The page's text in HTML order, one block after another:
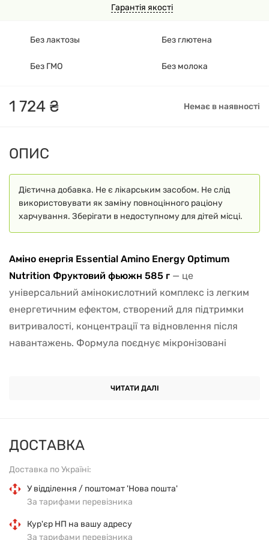
Гарантія якості
1 724 ₴ Немає в наявності
Без лактозы Без глютена
Без ГМО Без молока
ДОСТАВКА
Доставка по Україні:
У відділення / поштомат 'Нова пошта'
За тарифами перевізника
Кур'єр НП на вашу адресу
За тарифами перевізника
ОПИС
Дієтична добавка. Не є лікарським засобом. Не слід
використовувати як заміну повноцінного раціону
харчування. Зберігати в недоступному для дітей місці.
Аміно енергія Essential Amino Energy Optimum
Nutrition Фруктовий фьюжн 585 г — це
універсальний амінокислотний комплекс із легким
енергетичним ефектом, створений для підтримки
витривалості, концентрації та відновлення після
навантажень. Формула поєднує мікронізовані
робить напій придатним як перед тренуванням, так і
До складу входить
амінокислот(BCAA: лейцин, ізолейцин і валін) та
умовно незамінних сполук, які беруть участь у
синтезі білка й підтримують роботу м’язів. Лейцин
активує процеси відновлення, ізолейцин і валін
ЧИТАТИ ДАЛІ